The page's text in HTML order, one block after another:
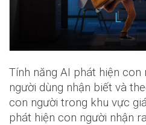
Tính năng AI phát hiện
người dùng nhận biết và
con người trong khu vực
phát hiện con người nhận